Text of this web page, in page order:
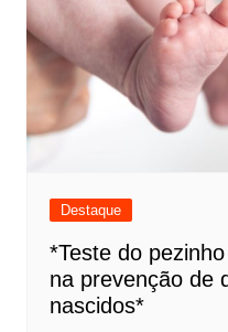
Destaque
*Teste do
na prevenção de
nascidos*